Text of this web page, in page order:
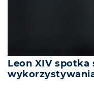
Leon XIV